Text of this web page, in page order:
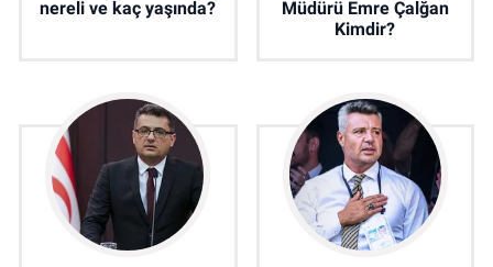
nereli ve kaç yaşında?
Müdürü Emre Çalğan
Kimdir?